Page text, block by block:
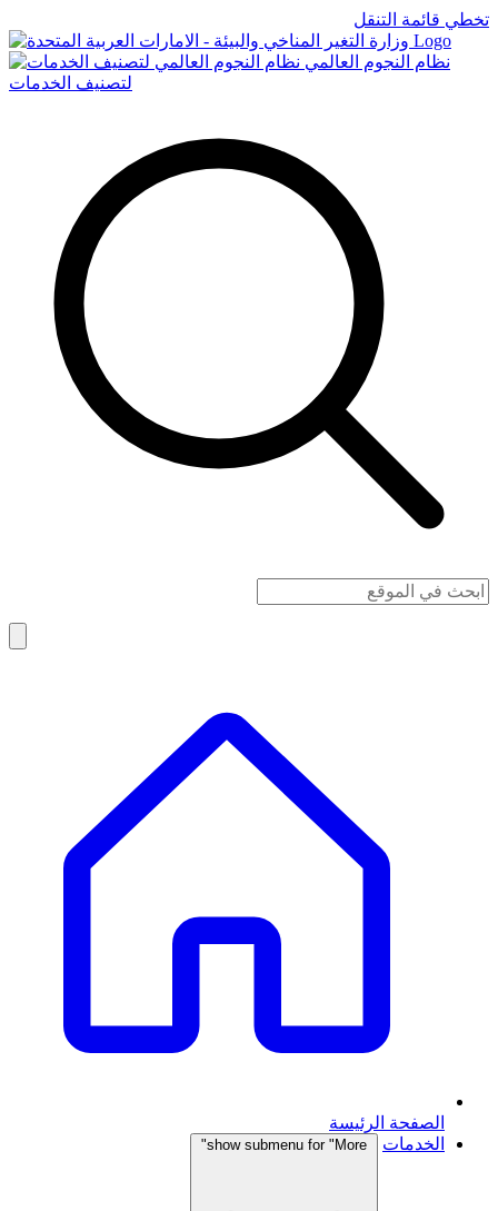
تخطي قائمة التنقل
Logo
نظام النجوم العالمي
لتصنيف الخدمات
الصفحة الرئيسة
الخدمات
show submenu for "More"